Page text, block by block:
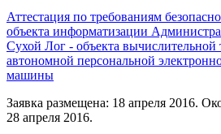
Аттестация по требованиям
объекта информатизации
Сухой Лог - объекта вычислительной
автономной персональной
машины
Заявка размещена: 18 апреля 2016.
28 апреля 2016.